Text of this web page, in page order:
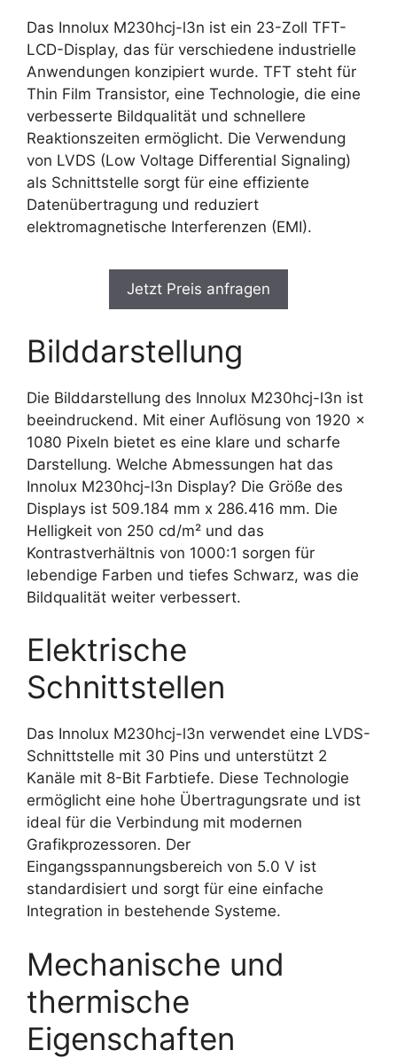
Das Innolux M230hcj-l3n ist ein 23-Zoll TFT-
LCD-Display, das für verschiedene industrielle
Anwendungen konzipiert wurde. TFT steht für
Thin Film Transistor, eine Technologie, die eine
verbesserte Bildqualität und schnellere
Reaktionszeiten ermöglicht. Die Verwendung
von LVDS (Low Voltage Differential Signaling)
als Schnittstelle sorgt für eine effiziente
Datenübertragung und reduziert
elektromagnetische Interferenzen (EMI).
Jetzt Preis anfragen
Bilddarstellung
Die Bilddarstellung des Innolux M230hcj-l3n ist
beeindruckend. Mit einer Auflösung von 1920 x
1080 Pixeln bietet es eine klare und scharfe
Darstellung. Welche Abmessungen hat das
Innolux M230hcj-l3n Display? Die Größe des
Displays ist 509.184 mm x 286.416 mm. Die
Helligkeit von 250 cd/m² und das
Kontrastverhältnis von 1000:1 sorgen für
lebendige Farben und tiefes Schwarz, was die
Bildqualität weiter verbessert.
Elektrische
Schnittstellen
Das Innolux M230hcj-l3n verwendet eine LVDS-
Schnittstelle mit 30 Pins und unterstützt 2
Kanäle mit 8-Bit Farbtiefe. Diese Technologie
ermöglicht eine hohe Übertragungsrate und ist
ideal für die Verbindung mit modernen
Grafikprozessoren. Der
Eingangsspannungsbereich von 5.0 V ist
standardisiert und sorgt für eine einfache
Integration in bestehende Systeme.
Mechanische und
thermische
Eigenschaften